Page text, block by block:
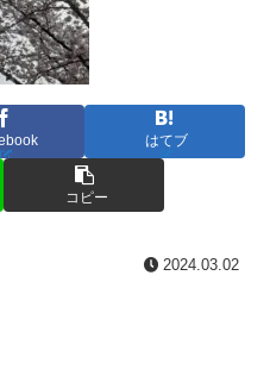
はてブ
コピー
2024.03.02